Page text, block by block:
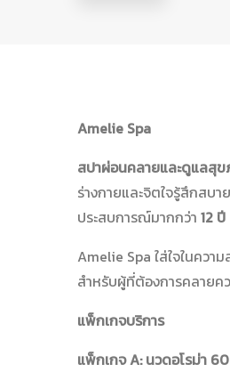
Amelie Spa
สปาผ่อนคลายและดูแลสุข
ร่างกายและจิตใจรู้สึกสบ
ประสบการณ์มากกว่า 12 ปี
Amelie Spa ใส่ใจในคว
สำหรับผู้ที่ต้องการคลายค
แพ็กเกจบริการ
แพ็กเกจ A: นวดอโรม่า